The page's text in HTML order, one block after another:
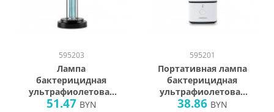
595203
Лампа
бактерицидная
ультрафиолетовая
«Sterilizer Z2»
51.47 BYN
595201
Портативная лампа
бактерицидная
ультрафиолетовая
«Sterilizer B1»
38.86 BYN